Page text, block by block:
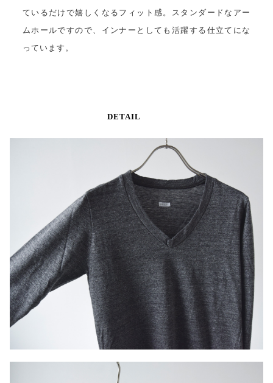
ているだけで嬉しくなるフィット感。スタンダードなアー
ムホールですので、インナーとしても活躍する仕立てにな
っています。
DETAIL